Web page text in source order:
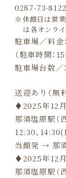
0287-73-8122
休館日は営
は各オンラ
駐車場／料金
（駐車時間：
駐車場台数／
送迎あり（無
♦2025年12
那須塩原駅（
12:30、
当館発 → 那須
♦2025年12
那須塩原駅（